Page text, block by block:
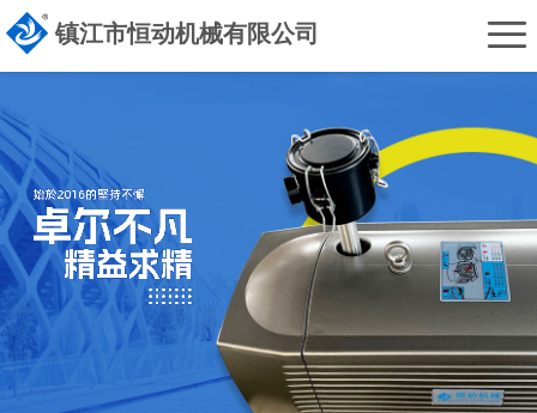
镇江市恒动机械有限公司
首
动
概
况
产
品
中
心
售
后
服
务
解
决
方
客
户新